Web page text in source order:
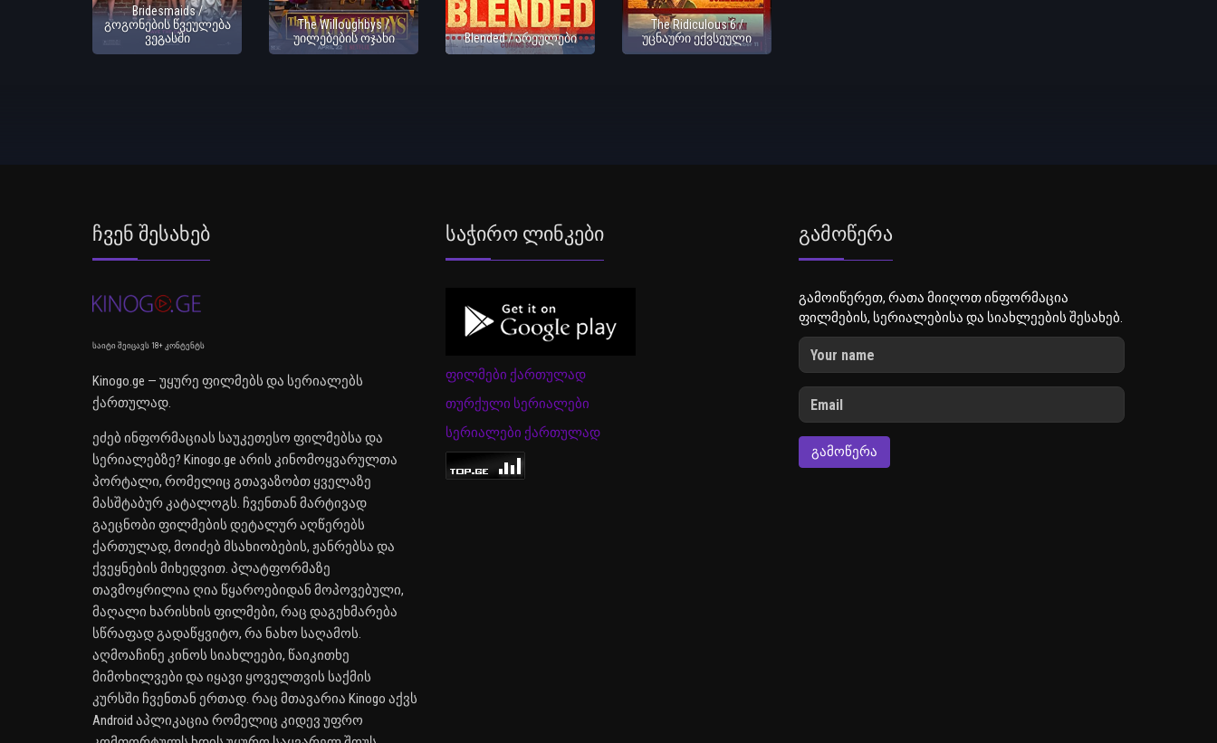
Bridesmaids /
გოგონების წვეულება
ვეგასში
The Willoughbys /
უილებების ოჯახი
Blended / არეულები
The Ridiculous 6 /
უცნაური ექვსეული
Ჩვენ Შესახებ
საიტი შეიცავს 18+ კონტენტს
Kinogo.ge — უყურე ფილმებს და სერიალებს
ქართულად.
ეძებ ინფორმაციას საუკეთესო ფილმებსა და
სერიალებზე? Kinogo.ge არის კინომოყვარულთა
პორტალი, რომელიც გთავაზობთ ყველაზე
მასშტაბურ კატალოგს. ჩვენთან მარტივად
გაეცნობი ფილმების დეტალურ აღწერებს
ქართულად, მოიძებ მსახიობების, ჟანრებსა და
ქვეყნების მიხედვით. პლატფორმაზე
თავმოყრილია ღია წყაროებიდან მოპოვებული,
მაღალი ხარისხის ფილმები, რაც დაგეხმარება
სწრაფად გადაწყვიტო, რა ნახო საღამოს.
აღმოაჩინე კინოს სიახლეები, წაიკითხე
მიმოხილვები და იყავი ყოველთვის საქმის
კურსში ჩვენთან ერთად. რაც მთავარია Kinogo აქვს
Android აპლიკაცია რომელიც კიდევ უფრო
Საჭირო Ლინკები
ფილმები ქართულად
თურქული სერიალები
სერიალები ქართულად
Გამოწერა
გამოიწერეთ, რათა მიიღოთ ინფორმაცია
ფილმების, სერიალებისა და სიახლეების შესახებ.
ᲒᲐᲛᲝᲬᲔᲠᲐ